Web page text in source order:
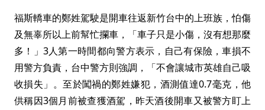
福斯轎車的鄭姓駕駛是開車往返新竹台中的上班族，怕傷
及無辜所以上前幫忙攔車，「車子只是小傷，沒有想那麼
多！」3人第一時間都向警方表示，自己有保險，車損不
用警方負責，台中警方則強調，「不會讓城市英雄自己吸
收損失」。至於闖禍的鄭姓嫌犯，酒測值達0.7毫克，他
供稱因3個月前被查獲酒駕，昨天酒後開車又被警方盯上